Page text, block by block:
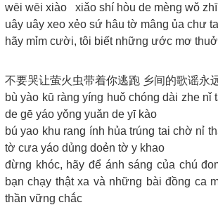
wēi wēi xiào xiǎo shí hòu de mèng wǒ
uây uây xeo xẻo sứ hâu tờ mâng ủa chư
hãy mỉm cười, tôi biết những ước mơ
不要哭让萤火虫带着你逃跑 乡间的歌谣永
bù yào kū ràng yíng huǒ chóng dài zhe
de gē yáo yǒng yuǎn de yī kào
bú yao khu rang ính hủa trúng tai chờ nỉ
tờ cưa yáo dủng doẻn tờ y khao
đừng khóc, hãy để ánh sáng của chú
bạn chạy thật xa và những bài đồng ca
thần vững chắc